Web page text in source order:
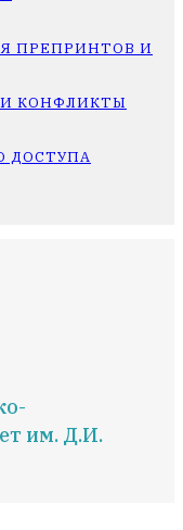
ПРЕПРИНТОВ И
КОНФЛИКТЫ
ДОСТУПА
им. Д.И.